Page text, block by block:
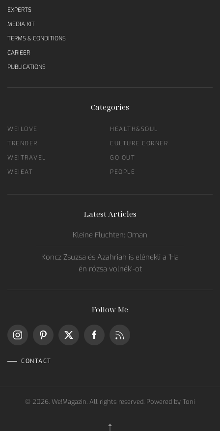
EXPERTS
MEDIA KIT
TERMS & CONDITIONS
CARIEER
PUBLICATIONS
Categories
WE!LOVE
TRENDER
WE!TRAVEL
WE!EAT
HEALTH&SOUL
CULTURE CORNER
GO OUT
PEOPLE
Latest Articles
Kleine Fluchten: Oman
Koncz Zsuzsa és Azahriah is elénekli a ’Ha
én rózsa volnék’-ot
Follow Me
CONTACT
© 2026. We!Magazin. All rights reserved. Powered by Toni